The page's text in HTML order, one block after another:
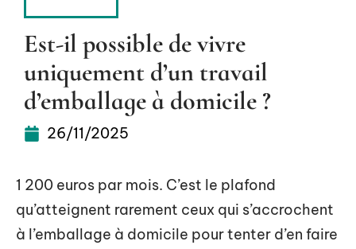
Est-il possible de vivre
uniquement d’un travail
d’emballage à domicile ?
26/11/2025
1 200 euros par mois. C’est le plafond
qu’atteignent rarement ceux qui s’accrochent
à l’emballage à domicile pour tenter d’en faire